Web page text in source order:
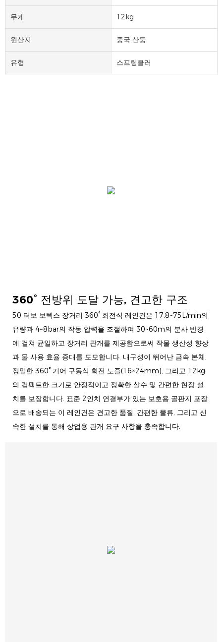
무게 12kg
원산지 중국 산둥
유형 스프링클러
360° 전방위 도달 가능, 견고한 구조
50 터보 보텍스 장거리 360° 회전식 레인건은 17.8~75L/min의
유량과 4~8bar의 작동 압력을 조절하여 30~60m의 분사 반경
에 걸쳐 균일하고 장거리 관개를 제공함으로써 작물 생산성 향상
과 물 사용 효율 증대를 도모합니다. 내구성이 뛰어난 금속 본체,
정밀한 360° 기어 구동식 회전 노즐(16×24mm), 그리고 12kg
의 컴팩트한 크기로 안정적이고 정확한 살수 및 간편한 현장 설
치를 보장합니다. 표준 2인치 연결부가 있는 보호용 골판지 포장
으로 배송되는 이 레인건은 견고한 품질, 간편한 물류, 그리고 신
속한 설치를 통해 상업용 관개 요구 사항을 충족합니다.